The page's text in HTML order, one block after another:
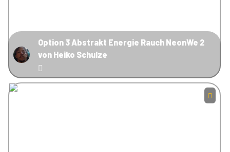
Option 3 Abstrakt Energie Rauch NeonWe 2
von Heiko Schulze